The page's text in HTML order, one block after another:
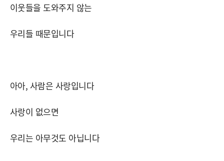
이웃들을 도와주지 않는
우리들 때문입니다
아아, 사람은 사랑입니다
사랑이 없으면
우리는 아무것도 아닙니다